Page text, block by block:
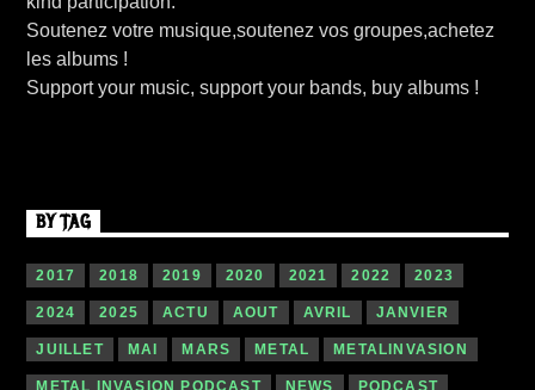
Soutenez votre musique,soutenez vos groupes,achetez
les albums !
Support your music, support your bands, buy albums !
BY TAG
2017 2018 2019 2020 2021 2022 2023
2024 2025 ACTU AOUT AVRIL JANVIER
JUILLET MAI MARS METAL METALINVASION